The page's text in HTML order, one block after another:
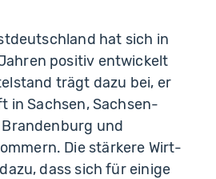
hat sich in
positiv entwickelt
trägt dazu bei, er
in Sachsen, Sachsen-
und
Die stärkere Wirt­
dass sich für einige